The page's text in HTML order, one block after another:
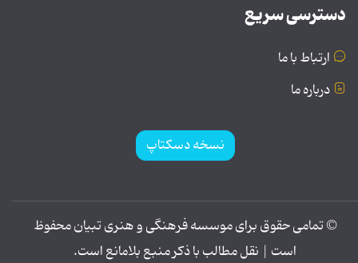
دسترسی سریع
ارتباط با ما
درباره ما
نسخه دسکتاپ
© تمامی حقوق برای موسسه فرهنگی و هنری تبیان محفوظ
است | نقل مطالب با ذکر منبع بلامانع است.